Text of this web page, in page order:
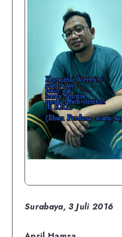
Surabaya, 3 Juli 2016